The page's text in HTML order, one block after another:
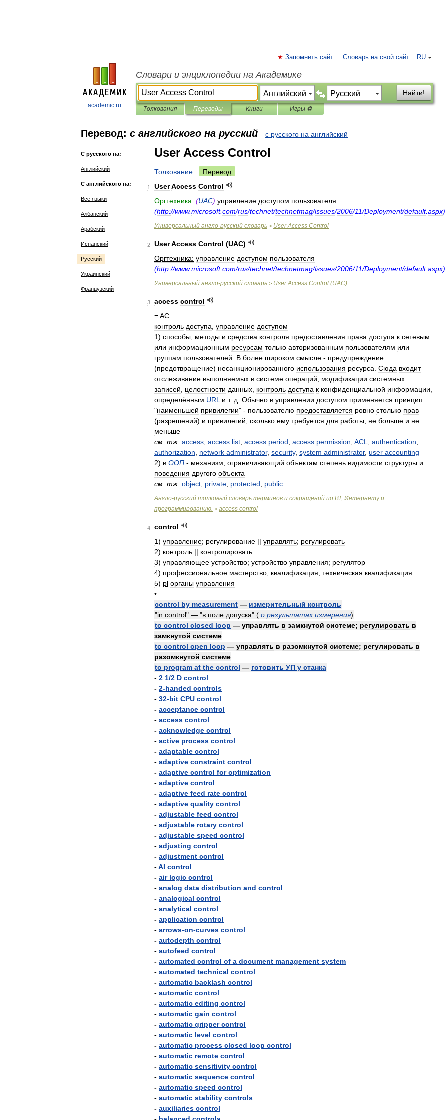
academic.ru
RU
Запомнить сайт Словарь на свой сайт
Словари и энциклопедии на Академике
Найти!
Толкования Переводы Книги Игры ⚽
Перевод: с английского на русский с русского на английский
С русского на:
Английский
С английского на:
Все языки
Албанский
Арабский
Испанский
Русский
Украинский
Французский
User Access Control
Толкование Перевод
1 UserAccess Control
Оргтехника: (UAC) управление доступом пользователя
(http://www.microsoft.com/rus/technet/technetmag/issues/2006/11/Deployment/default.aspx)
Универсальный англо-русский словарь > User Access Control
2 UserAccess Control (UAC)
Оргтехника: управление доступом пользователя
(http://www.microsoft.com/rus/technet/technetmag/issues/2006/11/Deployment/default.aspx)
Универсальный англо-русский словарь > User Access Control (UAC)
3 access control
=AC
контроль доступа управление доступом
1) способы методы и средства контроля предоставления права доступа к сетевым
или информационным ресурсам только авторизованным пользователям или
группам пользователей В более широком смысле - предупреждение
(предотвращение) несанкционированного использования ресурса Сюда входит
отслеживание выполняемых в системе операций модификации системных
записей
целостности данных контроль доступа к конфиденциальной информации
определённым URL и т. д Обычно в управлении доступом применяется принцип
"наименьшей привилегии" - пользователю предоставляется ровно столько прав
(разрешений) и привилегий сколько ему требуется для работы не больше и не
меньше
см тж access access list access period access permission ACL authentication
authorization
network administrator, security, system administrator, user accounting
2) в ООП - механизм ограничивающий объектам степень видимости структуры и
поведения другого объекта
см тж object private protected public
Англо-русский толковый словарь терминов и сокращений по ВТ, Интернету и
программированию. > access control
4
control
1) управление; регулирование || управлять; регулировать
2) контроль || контролировать
3) управляющее устройство; устройство управления; регулятор
4) профессиональное мастерство квалификация техническая квалификация
5) pl органы управления
•
control by measurement — измерительный контроль
"in control" — "в поле допуска" ( о результатах измерения)
to control closed loop — управлять в замкнутой системе; регулировать в
замкнутой системе
to control open loop — управлять в разомкнутой системе; регулировать в
разомкнутой системе
to program at the control — готовить УП у станка
- 2 1/2 D control
- 2-handed controls
- 32-bit CPU control
- acceptance control
- access control
- acknowledge control
- active process control
- adaptable control
- adaptive constraint control
- adaptive control for optimization
- adaptive control
- adaptive feed rate control
- adaptive quality control
- adjustable feed control
- adjustable rotary control
- adjustable speed control
- adjusting control
- adjustment control
-AI control
- air logic control
- analog data distribution and control
- analogical control
- analytical control
- application control
- arrows-on-curves control
- autodepth control
- autofeed control
- automated control of a document management system
- automated technical control
- automatic backlash control
- automatic control
- automatic editing control
- automatic gain control
- automatic gripper control
- automatic level control
- automatic process closed loop control
- automatic remote control
- automatic sensitivity control
- automatic sequence control
- automatic speed control
- automatic stability controls
- auxiliaries control